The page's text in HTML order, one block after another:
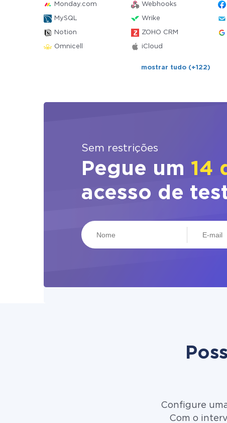
Monday.com Webhooks
MySQL Wrike
Notion ZOHO CRM
Omnicell iCloud
mostrar tudo (+122)
Sem restrições
Pegue um 14
acesso de
Configure
Com o